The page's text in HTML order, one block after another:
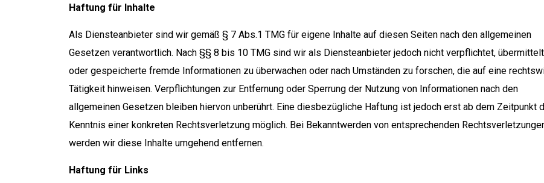
Haftung für Inhalte
Als Diensteanbieter sind wir gemäß § 7 Abs.1 TMG für eigene Inhalte auf diesen Seiten nach den allgemeinen
Gesetzen verantwortlich. Nach §§ 8 bis 10 TMG sind wir als Diensteanbieter jedoch nicht verpflichtet,
oder gespeicherte fremde Informationen zu überwachen oder nach Umständen zu forschen, die auf eine
Tätigkeit hinweisen. Verpflichtungen zur Entfernung oder Sperrung der Nutzung von Informationen nach den
allgemeinen Gesetzen bleiben hiervon unberührt. Eine diesbezügliche Haftung ist jedoch erst ab dem Zeitpunkt
Kenntnis einer konkreten Rechtsverletzung möglich. Bei Bekanntwerden von entsprechenden
werden wir diese Inhalte umgehend entfernen.
Haftung für Links